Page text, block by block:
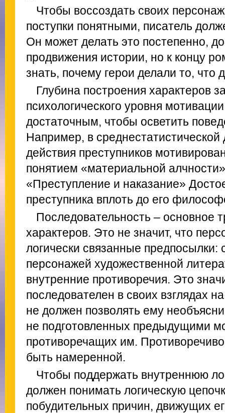
Чтобы воссоздать своих
поступки понятными, писатель
Он может делать это постепенно,
продвижения истории, но к концу
знать, почему герои делали то, что
Глубина построения характеров
психологического уровня
достаточным, чтобы осветить
Например, в среднестатистической
действия преступников
понятием «материальной
«Преступление и наказание»
преступника вплоть до его
Последовательность – основное
характеров. Это не значит, что
логически связанные
персонажей художественной
внутренние противоречия. Это
последователен в своих взглядах
не должен позволять ему
не подготовленных предыдущими
противоречащих им.
быть намеренной.
Чтобы поддержать внутреннюю
должен понимать логическую
побудительных причин, движущих